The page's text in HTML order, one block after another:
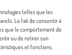
telles que les
Le fait de consentir à
que le comportement de
ou de retirer son
et fonctions.